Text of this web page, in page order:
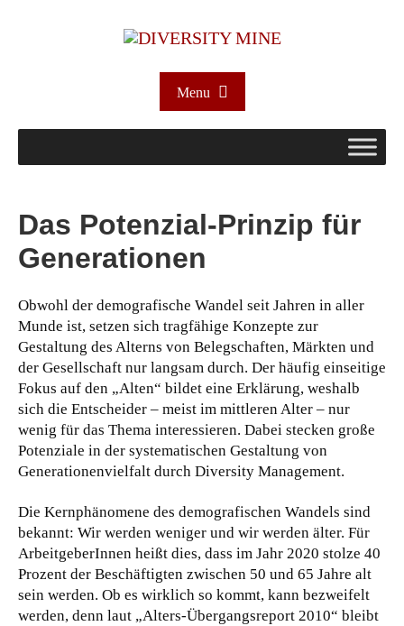
Menu
Das Potenzial-Prinzip für
Generationen
Obwohl der demografische Wandel seit Jahren in aller
Munde ist, setzen sich tragfähige Konzepte zur
Gestaltung des Alterns von Belegschaften, Märkten und
der Gesellschaft nur langsam durch. Der häufig einseitige
Fokus auf den „Alten“ bildet eine Erklärung, weshalb
sich die Entscheider – meist im mittleren Alter – nur
wenig für das Thema interessieren. Dabei stecken große
Potenziale in der systematischen Gestaltung von
Generationenvielfalt durch Diversity Management.
Die Kernphänomene des demografischen Wandels sind
bekannt: Wir werden weniger und wir werden älter. Für
ArbeitgeberInnen heißt dies, dass im Jahr 2020 stolze 40
Prozent der Beschäftigten zwischen 50 und 65 Jahre alt
sein werden. Ob es wirklich so kommt, kann bezweifelt
werden, denn laut „Alters-Übergangsreport 2010“ bleibt